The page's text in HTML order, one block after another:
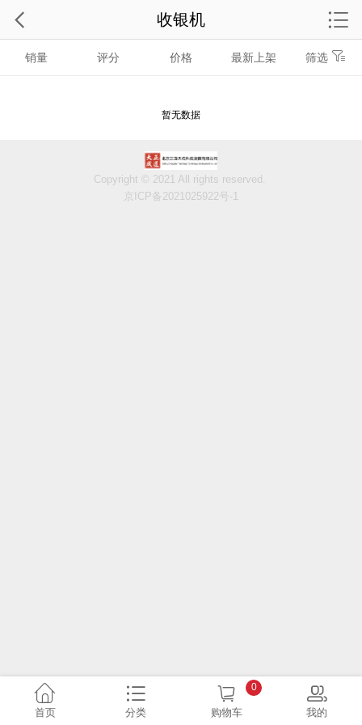
销量 评分 价格 最新上架 筛选
暂无数据
收银机
Copyright © 2021 All rights reserved.
京ICP备2021025922号-1
首页 分类 购物车
0
我的